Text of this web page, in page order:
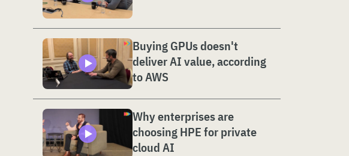
Buying GPUs doesn't
deliver AI value, according
to AWS
Why enterprises are
choosing HPE for private
cloud AI